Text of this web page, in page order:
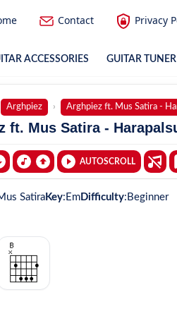
Contact Privacy
ACCESSORIES GUITAR TUNER
Arghpiez Arghpiez ft. Mus Satira -
ft. Mus Satira -
AUTOSCROLL
SatiraKey: Em Difficulty: Beginner